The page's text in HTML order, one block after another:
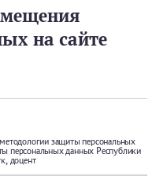
на сайте
защиты персональных
персональных данных Республики
доцент